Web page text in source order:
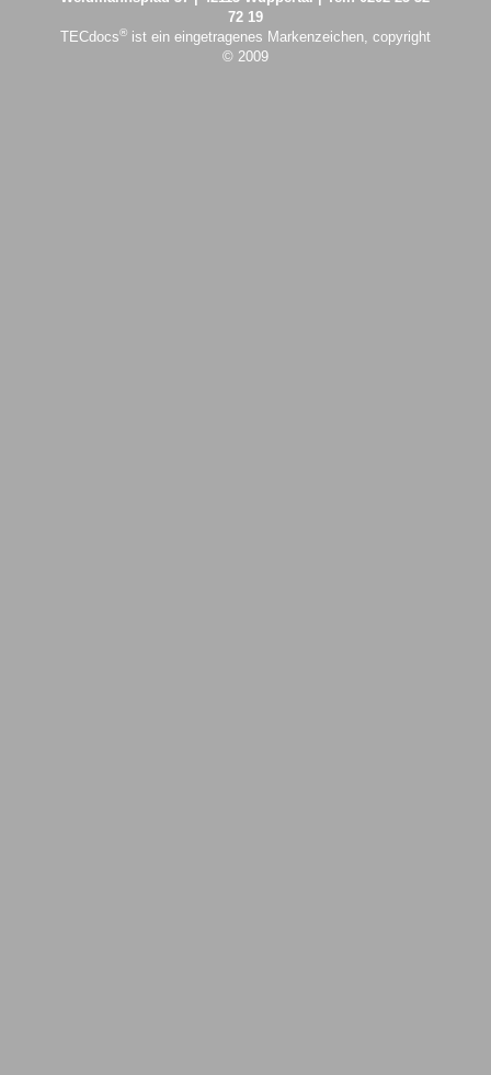
72 19
TECdocs®ist ein eingetragenes Markenzeichen, copyright
© 2009